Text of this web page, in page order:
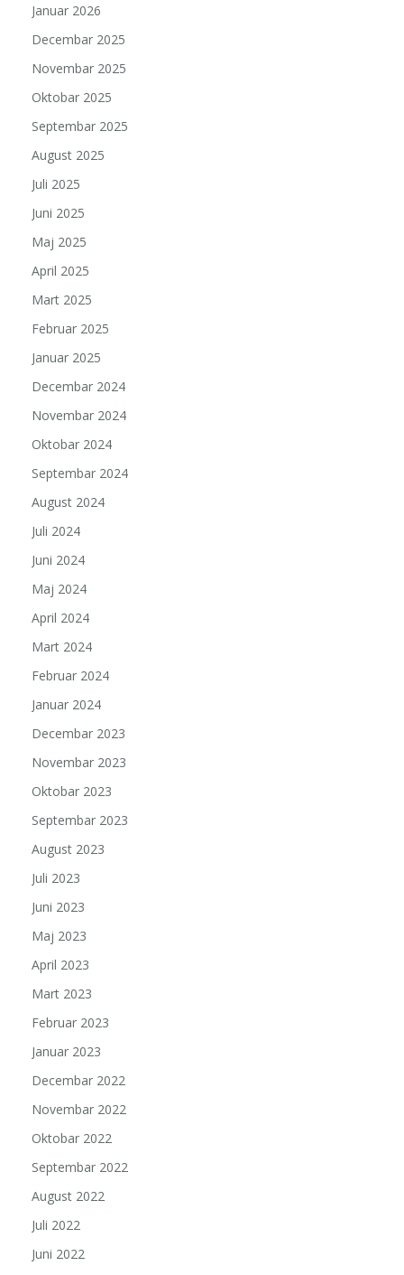
Januar 2026
Decembar 2025
Novembar 2025
Oktobar 2025
Septembar 2025
August 2025
Juli 2025
Juni 2025
Maj 2025
April 2025
Mart 2025
Februar 2025
Januar 2025
Decembar 2024
Novembar 2024
Oktobar 2024
Septembar 2024
August 2024
Juli 2024
Juni 2024
Maj 2024
April 2024
Mart 2024
Februar 2024
Januar 2024
Decembar 2023
Novembar 2023
Oktobar 2023
Septembar 2023
August 2023
Juli 2023
Juni 2023
Maj 2023
April 2023
Mart 2023
Februar 2023
Januar 2023
Decembar 2022
Novembar 2022
Oktobar 2022
Septembar 2022
August 2022
Juli 2022
Juni 2022